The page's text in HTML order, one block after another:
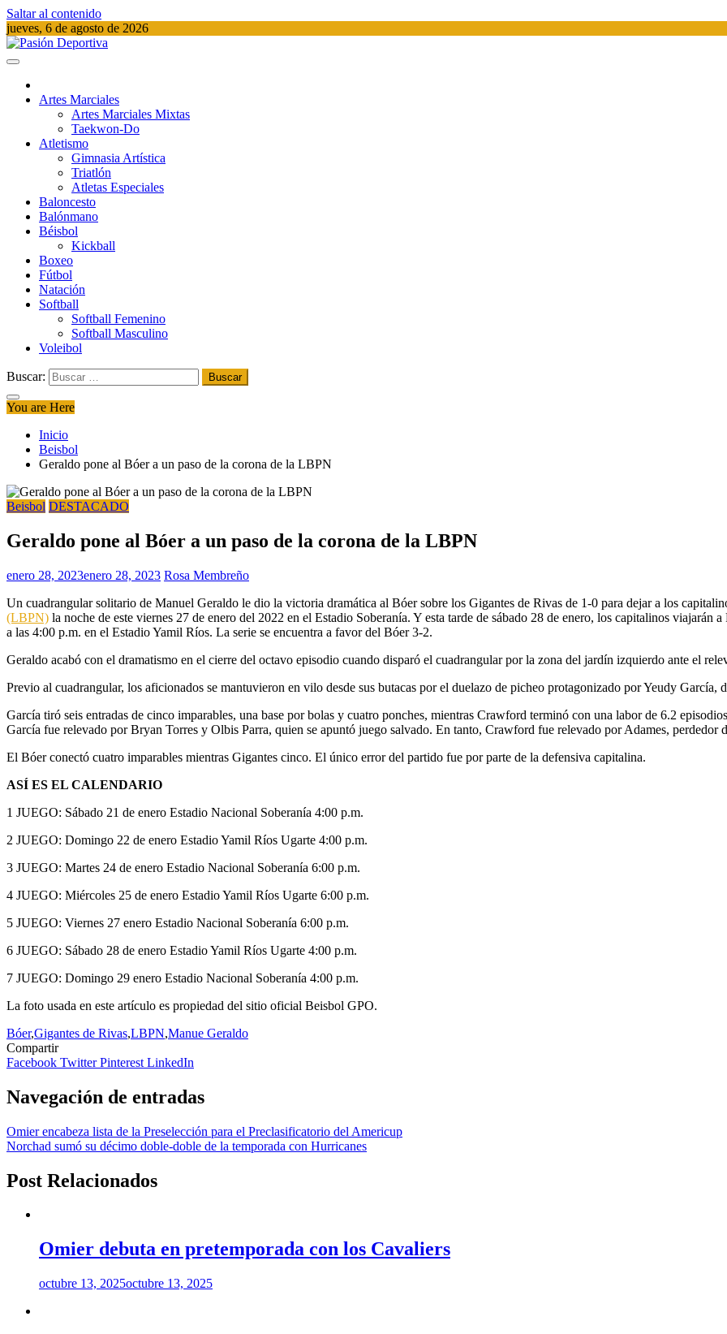
Saltar al contenido
jueves, 6 de agosto de 2026
Artes Marciales
Artes Marciales Mixtas
Taekwon-Do
Atletismo
Gimnasia Artística
Triatlón​
Atletas Especiales
Baloncesto
Balónmano
Béisbol
Kickball​
Boxeo
Fútbol
Natación​
Softball​
Softball​ Femenino
Softball​ Masculino
Voleibol​
Buscar:
You are Here
Inicio
Beisbol
Geraldo pone al Bóer a un paso de la corona de la LBPN
Beisbol DESTACADO
Geraldo pone al Bóer a un paso de la corona de la LBPN
enero 28, 2023enero 28, 2023 Rosa Membreño
Un cuadrangular solitario de Manuel Geraldo le dio la victoria dramática al Bóer sobre los Gigantes de Rivas de 1-0 para dejar a los
(LBPN) la noche de este viernes 27 de enero del 2022 en el Estadio Soberanía. Y esta tarde de sábado 28 de enero, los capitalinos viajarán
a las 4:00 p.m. en el Estadio Yamil Ríos. La serie se encuentra a favor del Bóer 3-2.
Geraldo acabó con el dramatismo en el cierre del octavo episodio cuando disparó el cuadrangular por la zona del jardín izquierdo ante el
Previo al cuadrangular, los aficionados se mantuvieron en vilo desde sus butacas por el duelazo de picheo protagonizado por Yeudy
García tiró seis entradas de cinco imparables, una base por bolas y cuatro ponches, mientras Crawford terminó con una labor de 6.2
García fue relevado por Bryan Torres y Olbis Parra, quien se apuntó juego salvado. En tanto, Crawford fue relevado por Adames, perdedor
El Bóer conectó cuatro imparables mientras Gigantes cinco. El único error del partido fue por parte de la defensiva capitalina.
ASÍ ES EL CALENDARIO
1 JUEGO: Sábado 21 de enero Estadio Nacional Soberanía 4:00 p.m.
2 JUEGO: Domingo 22 de enero Estadio Yamil Ríos Ugarte 4:00 p.m.
3 JUEGO: Martes 24 de enero Estadio Nacional Soberanía 6:00 p.m.
4 JUEGO: Miércoles 25 de enero Estadio Yamil Ríos Ugarte 6:00 p.m.
5 JUEGO: Viernes 27 enero Estadio Nacional Soberanía 6:00 p.m.
6 JUEGO: Sábado 28 de enero Estadio Yamil Ríos Ugarte 4:00 p.m.
7 JUEGO: Domingo 29 enero Estadio Nacional Soberanía 4:00 p.m.
La foto usada en este artículo es propiedad del sitio oficial Beisbol GPO.
Bóer,Gigantes de Rivas,LBPN,Manue Geraldo
Compartir
Facebook TwitterPinterest LinkedIn
Navegación de entradas
Omier encabeza lista de la Preselección para el Preclasificatorio del Americup
Norchad sumó su décimo doble-doble de la temporada con Hurricanes
Post Relacionados
Omier debuta en pretemporada con los Cavaliers
octubre 13, 2025octubre 13, 2025